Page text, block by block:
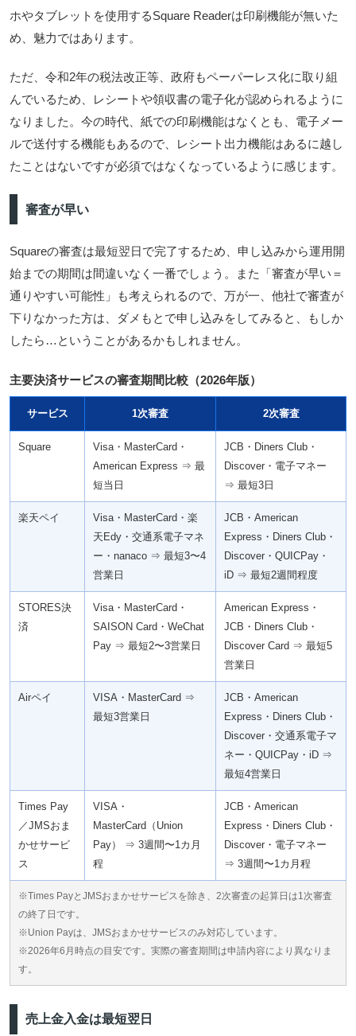
ホやタブレットを使用するSquare Readerは印刷機能が無いた
め、魅力ではあります。
ただ、令和2年の税法改正等、政府もペーパーレス化に取り組
んでいるため、レシートや領収書の電子化が認められるように
なりました。今の時代、紙での印刷機能はなくとも、電子メー
ルで送付する機能もあるので、レシート出力機能はあるに越し
たことはないですが必須ではなくなっているように感じます。
審査が早い
Squareの審査は最短翌日で完了するため、申し込みから運用開
始までの期間は間違いなく一番でしょう。また「審査が早い＝
通りやすい可能性」も考えられるので、万が一、他社で審査が
下りなかった方は、ダメもとで申し込みをしてみると、もしか
したら…ということがあるかもしれません。
主要決済サービスの審査期間比較（2026年版）
サービス 1次審査 2次審査
Square
Visa・MasterCard・
American Express ⇒ 最
短当日
JCB・Diners Club・
Discover・電子マネー
⇒ 最短3日
楽天ペイ
Visa・MasterCard・楽
天Edy・交通系電子マネ
ー・nanaco ⇒ 最短3〜4
営業日
JCB・American
Express・Diners Club・
Discover・QUICPay・
iD ⇒ 最短2週間程度
STORES決
済
Visa・MasterCard・
SAISON Card・WeChat
Pay ⇒ 最短2〜3営業日
American Express・
JCB・Diners Club・
Discover Card ⇒ 最短5
営業日
Airペイ
VISA・MasterCard ⇒
最短3営業日
JCB・American
Express・Diners Club・
Discover・交通系電子マ
ネー・QUICPay・iD ⇒
最短4営業日
Times Pay
／JMSおま
かせサービ
ス
VISA・
MasterCard（Union
Pay） ⇒ 3週間〜1カ月
程
JCB・American
Express・Diners Club・
Discover・電子マネー
⇒ 3週間〜1カ月程
※Times PayとJMSおまかせサービスを除き、2次審査の起算日は1次審査
の終了日です。
※Union Payは、JMSおまかせサービスのみ対応しています。
※2026年6月時点の目安です。実際の審査期間は申請内容により異なりま
す。
売上金入金は最短翌日